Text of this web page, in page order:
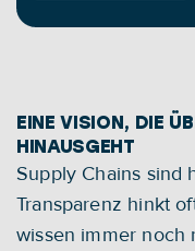
EINE VISION, DIE
HINAUSGEHT
Supply Chains sind
Transparenz hinkt
wissen immer noch